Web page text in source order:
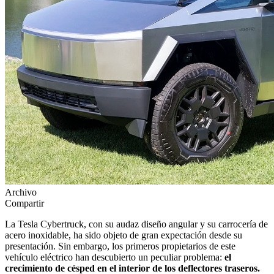
Archivo
Compartir
La Tesla Cybertruck, con su audaz diseño angular y su carrocería de
acero inoxidable, ha sido objeto de gran expectación desde su
presentación. Sin embargo, los primeros propietarios de este
vehículo eléctrico han descubierto un peculiar problema: el
crecimiento de césped en el interior de los deflectores traseros.